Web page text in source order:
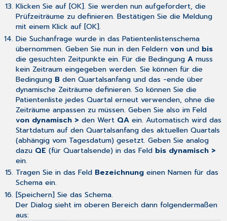
Klicken Sie auf [OK]. Sie werden nun aufgefordert, die
Prüfzeiträume zu definieren. Bestätigen Sie die Meldung
mit einem Klick auf [OK].
Die Suchanfrage wurde in das Patientenlistenschema
übernommen. Geben Sie nun in den Feldern vonund bis
die gesuchten Zeitpunkte ein. Für die Bedingung Amuss
kein Zeitraum eingegeben werden. Sie können für die
Bedingung Bden Quartalsanfang und das -ende über
dynamische Zeiträume definieren. So können Sie die
Patientenliste jedes Quartal erneut verwenden, ohne die
Zeiträume anpassen zu müssen. Geben Sie also im Feld
von dynamisch > den Wert QAein. Automatisch wird das
Startdatum auf den Quartalsanfang des aktuellen Quartals
(abhängig vom Tagesdatum) gesetzt. Geben Sie analog
dazu QE (für Quartalsende) in das Feld bis dynamisch >
ein.
Tragen Sie in das Feld Bezeichnungeinen Namen für das
Schema ein.
[Speichern] Sie das Schema.
Der Dialog sieht im oberen Bereich dann folgendermaßen
aus: